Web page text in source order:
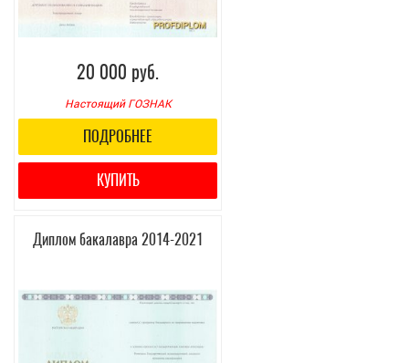
20 000 руб.
Настоящий ГОЗНАК
ПОДРОБНЕЕ
КУПИТЬ
Диплом бакалавра 2014-2021